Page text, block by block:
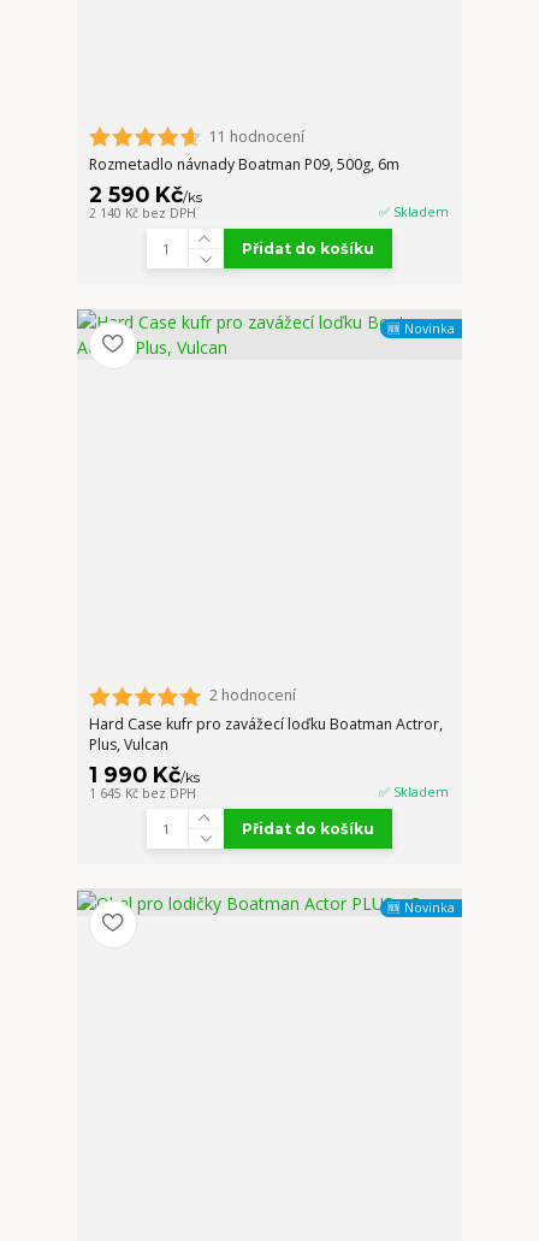
11 hodnocení
Rozmetadlo návnady Boatman P09, 500g, 6m
2 590 Kč/ks
2 140 Kč bez DPH ✅ Skladem
Přidat do košíku
🆕 Novinka
2 hodnocení
Hard Case kufr pro zavážecí loďku Boatman Actror,
Plus, Vulcan
1 990 Kč/ks
1 645 Kč bez DPH ✅ Skladem
Přidat do košíku
🆕 Novinka